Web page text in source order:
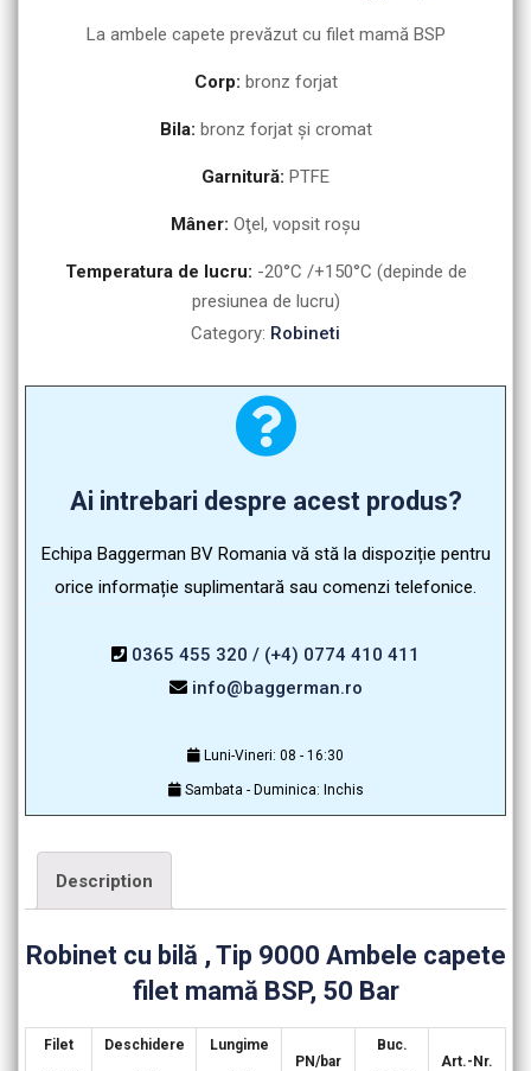
La ambele capete prevăzut cu filet mamă BSP
Corp: bronz forjat
Bila: bronz forjat şi cromat
Garnitură: PTFE
Mâner: Oţel, vopsit roşu
Temperatura de lucru: -20°C /+150°C (depinde de
presiunea de lucru)
Category: Robineti
Ai intrebari despre acest produs?
Echipa Baggerman BV Romania vă stă la dispoziție pentru
orice informație suplimentară sau comenzi telefonice.
0365 455 320 / (+4) 0774 410 411
info@baggerman.ro
Luni-Vineri: 08 - 16:30
Sambata - Duminica: Inchis
Description
Robinet cu bilă , Tip 9000 Ambele capete
filet mamă BSP, 50 Bar
Filet
Deschidere
Lungime
PN/bar
Buc.
Art.-Nr.